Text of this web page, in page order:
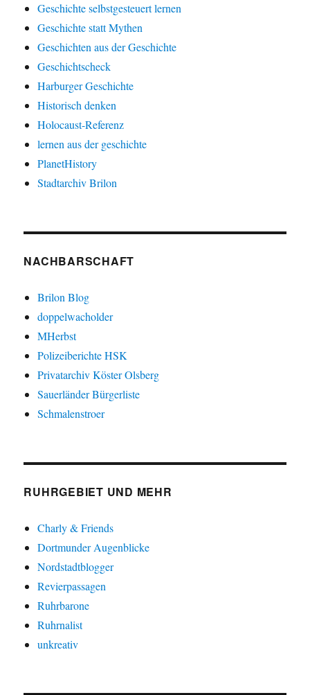
Geschichte selbstgesteuert lernen
Geschichte statt Mythen
Geschichten aus der Geschichte
Geschichtscheck
Harburger Geschichte
Historisch denken
Holocaust-Referenz
lernen aus der geschichte
PlanetHistory
Stadtarchiv Brilon
NACHBARSCHAFT
Brilon Blog
doppelwacholder
MHerbst
Polizeiberichte HSK
Privatarchiv Köster Olsberg
Sauerländer Bürgerliste
Schmalenstroer
RUHRGEBIET UND MEHR
Charly & Friends
Dortmunder Augenblicke
Nordstadtblogger
Revierpassagen
Ruhrbarone
Ruhrnalist
unkreativ